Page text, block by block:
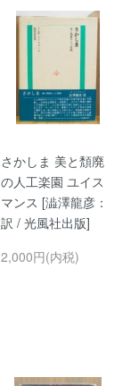
さかしま 美と頽廃
の人工楽園 ユイス
マンス [澁澤龍彦：
訳 / 光風社出版]
2,000円(内税)